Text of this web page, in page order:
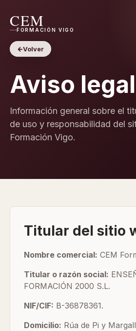
CEM
FORMACIÓN VIGO
←Volver
Aviso legal
Información general sobre el
de uso y responsabilidad del
Formación Vigo.
Titular del sitio
Nombre comercial: CEM
Titular o razón social:
FORMACIÓN 2000 S.L.
NIF/CIF: B-36878361.
Domicilio: Rúa de Pi y